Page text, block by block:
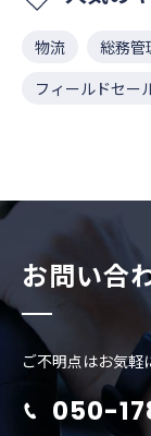
物流 総務管
フィールドセー
お問い合
ご不明点はお気軽
050-